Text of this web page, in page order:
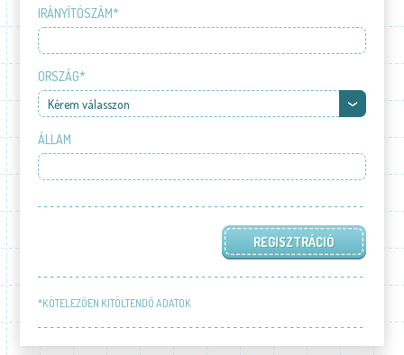
IRÁNYÍTÓSZÁM*
ORSZÁG*
Kérem válasszon
ÁLLAM
*KÖTELEZŐEN KITÖLTENDŐ ADATOK